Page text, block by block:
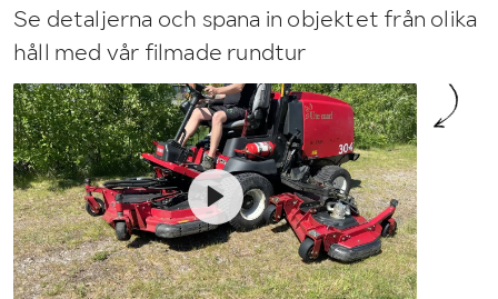
Se detaljerna och spana in objektet från olika
håll med vår filmade rundtur